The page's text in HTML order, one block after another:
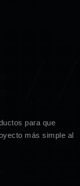
para que
más simple al